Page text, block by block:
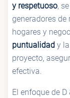
y respetuoso,
generadores
hogares y
puntualidad y
proyecto,
efectiva.
El enfoque de D